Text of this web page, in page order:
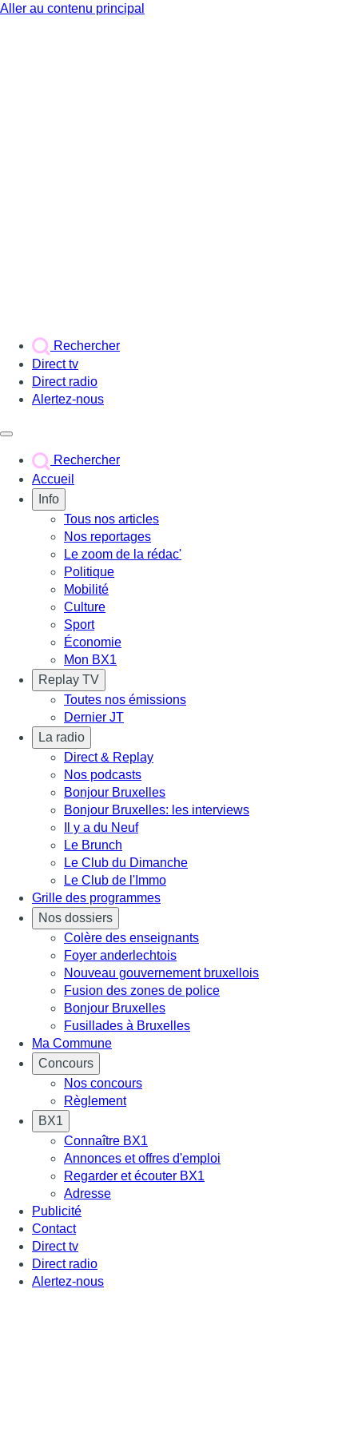
Aller au contenu principal
Rechercher
Direct tv
Direct radio
Alertez-nous
Rechercher
Accueil
Info
Tous nos articles
Nos reportages
Le zoom de la rédac'
Politique
Mobilité
Culture
Sport
Économie
Mon BX1
Replay TV
Toutes nos émissions
Dernier JT
La radio
Direct & Replay
Nos podcasts
Bonjour Bruxelles
Bonjour Bruxelles: les interviews
Il y a du Neuf
Le Brunch
Le Club du Dimanche
Le Club de l'Immo
Grille des programmes
Nos dossiers
Colère des enseignants
Foyer anderlechtois
Nouveau gouvernement bruxellois
Fusion des zones de police
Bonjour Bruxelles
Fusillades à Bruxelles
Ma Commune
Concours
Nos concours
Règlement
BX1
Connaître BX1
Annonces et offres d'emploi
Regarder et écouter BX1
Adresse
Publicité
Contact
Direct tv
Direct radio
Alertez-nous